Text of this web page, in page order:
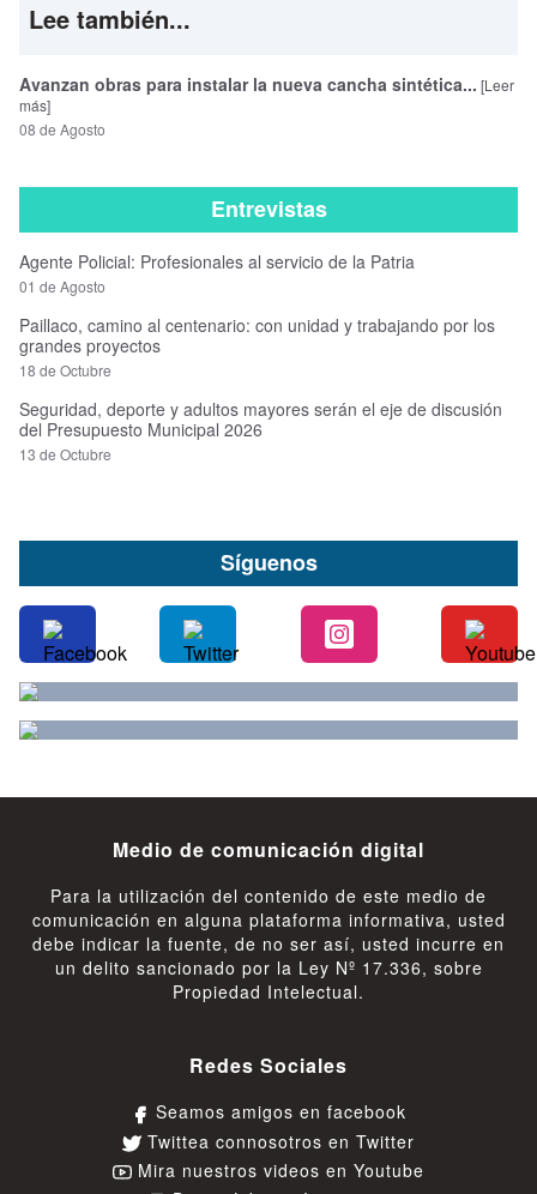
Lee también...
Avanzan obras para instalar la nueva cancha sintética... [Leer
más]
08 de Agosto
Entrevistas
Agente Policial: Profesionales al servicio de la Patria
01 de Agosto
Paillaco, camino al centenario: con unidad y trabajando por los
grandes proyectos
18 de Octubre
Seguridad, deporte y adultos mayores serán el eje de discusión
del Presupuesto Municipal 2026
13 de Octubre
Síguenos
Medio de comunicación digital
Para la utilización del contenido de este medio de
comunicación en alguna plataforma informativa, usted
debe indicar la fuente, de no ser así, usted incurre en
un delito sancionado por la Ley Nº 17.336, sobre
Propiedad Intelectual.
Redes Sociales
Seamos amigos en facebook
Twittea connosotros en Twitter
Mira nuestros videos en Youtube